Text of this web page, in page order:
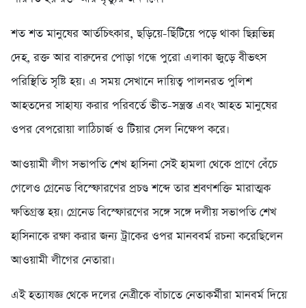
শত শত মানুষের আর্তচিৎকার, ছড়িয়ে-ছিঁটিয়ে পড়ে থাকা ছিন্নভিন্ন
দেহ, রক্ত আর বারুদের পোড়া গন্ধে পুরো এলাকা জুড়ে বীভৎস
পরিস্থিতি সৃষ্টি হয়। এ সময় সেখানে দায়িত্ব পালনরত পুলিশ
আহতদের সাহায্য করার পরিবর্তে ভীত-সন্ত্রস্ত এবং আহত মানুষের
ওপর বেপরোয়া লাঠিচার্জ ও টিয়ার সেল নিক্ষেপ করে।
আওয়ামী লীগ সভাপতি শেখ হাসিনা সেই হামলা থেকে প্রাণে বেঁচে
গেলেও গ্রেনেড বিস্ফোরণের প্রচণ্ড শব্দে তার শ্রবণশক্তি মারাত্মক
ক্ষতিগ্রস্ত হয়। গ্রেনেড বিস্ফোরণের সঙ্গে সঙ্গে দলীয় সভাপতি শেখ
হাসিনাকে রক্ষা করার জন্য ট্রাকের ওপর মানববর্ম রচনা করেছিলেন
আওয়ামী লীগের নেতারা।
এই হত্যাযজ্ঞ থেকে দলের নেত্রীকে বাঁচাতে নেতাকর্মীরা মানবর্ম দিয়ে